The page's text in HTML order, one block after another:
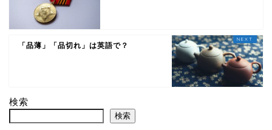
「品薄」「品切れ」は英語で？
検索
検索